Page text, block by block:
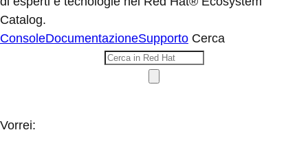
Catalog.
ConsoleDocumentazioneSupporto Cerca
Vorrei: